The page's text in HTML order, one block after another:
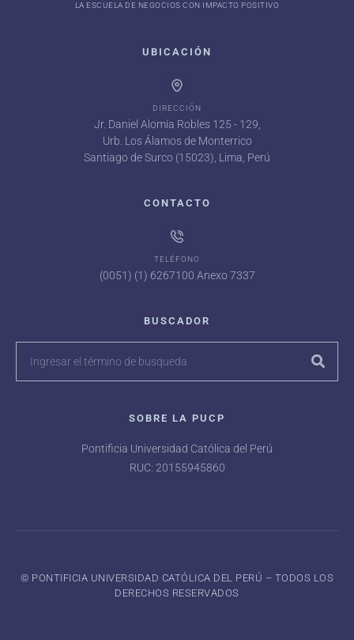
LA ESCUELA DE NEGOCIOS CON IMPACTO POSITIVO
UBICACIÓN
DIRECCIÓN
Jr. Daniel Alomía Robles 125 - 129,
Urb. Los Álamos de Monterrico
Santiago de Surco (15023), Lima, Perú
CONTACTO
TELÉFONO
(0051) (1) 6267100 Anexo 7337
BUSCADOR
SOBRE LA PUCP
Pontificia Universidad Católica del Perú
RUC: 20155945860
©️ PONTIFICIA UNIVERSIDAD CATÓLICA DEL PERÚ – TODOS LOS
DERECHOS RESERVADOS